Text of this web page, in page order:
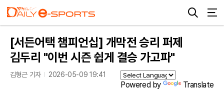
[서든어택 챔피언십] 개막전 승리 퍼제
김두리 "이번 시즌 쉽게 결승 가고파"
김형근 기자 2026-05-09 19:41
Powered by Translate